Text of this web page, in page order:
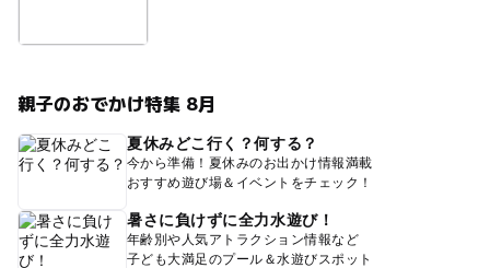
親子のおでかけ特集 8月
夏休みどこ行く？何する？
今から準備！夏休みのお出かけ情報満載
おすすめ遊び場＆イベントをチェック！
暑さに負けずに全力水遊び！
年齢別や人気アトラクション情報など
子ども大満足のプール＆水遊びスポット